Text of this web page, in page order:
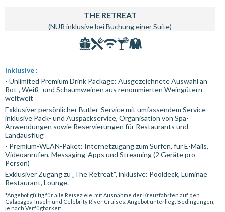
THE RETREAT
(NUR inklusive bei Buchung einer Suite)
inklusive :
- Unlimited Premium Drink Package: Ausgezeichnete Auswahl an
Rot-, Weiß- und Schaumweinen aus renommierten Weingütern
weltweit
Exklusiver persönlicher Butler-Service mit umfassendem Service–
inklusive Pack- und Auspackservice, Organisation von Spa-
Anwendungen sowie Reservierungen für Restaurants und
Landausflüg
- Premium-WLAN-Paket: Internetzugang zum Surfen, für E-Mails,
Videoanrufen, Messaging-Apps und Streaming (2 Geräte pro
Person)
Exklusiver Zugang zu „The Retreat“, inklusive: Pooldeck, Luminae
Restaurant, Lounge.
*Angebot gültig für alle Reiseziele, mit Ausnahme der Kreuzfahrten auf den
Galapagos-Inseln und Celebrity River Cruises. Angebot unterliegt Bedingungen,
je nach Verfügbarkeit.